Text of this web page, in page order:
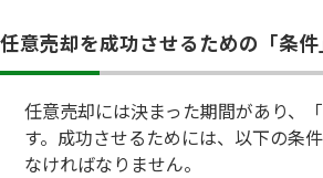
任意売却を成功させるための「条件
任意売却には決まった期間があり、
す。成功させるためには、以下の条
なければなりません。